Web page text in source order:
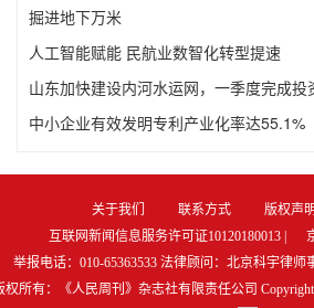
掘进地下万米
人工智能赋能 民航业数智化转型提速
山东加快建设内河水运网，一季度完成投
中小企业有效发明专利产业化率达55.1%
关于我们 联系方式 版权声
互联网新闻信息服务许可证10120180013 |
举报电话：010-65363533 法律顾问：北京科宇律师
权所有：《人民周刊》杂志社有限责任公司